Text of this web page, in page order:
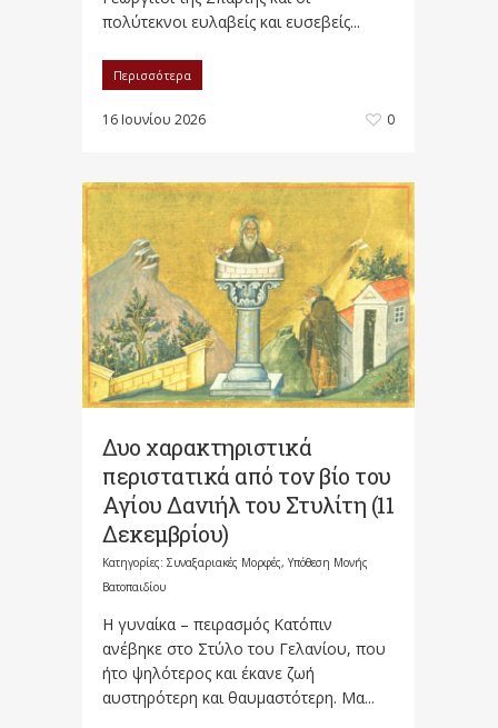
πολύτεκνοι ευλαβείς και ευσεβείς...
Περισσότερα
16 Ιουνίου 2026 0
Δυο χαρακτηριστικά
περιστατικά από τον βίο του
Αγίου Δανιήλ του Στυλίτη (11
Δεκεμβρίου)
Κατηγορίες: Συναξαριακές Μορφές, Υπόθεση Μονής
Βατοπαιδίου
Η γυναίκα – πειρασμός Κατόπιν
ανέβηκε στο Στύλο του Γελανίου, που
ήτο ψηλότερος και έκανε ζωή
αυστηρότερη και θαυμαστότερη. Μα...